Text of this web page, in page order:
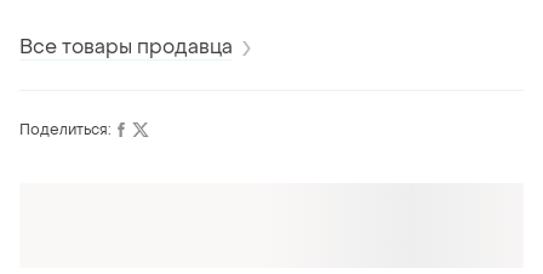
Все товары продавца
Поделиться: